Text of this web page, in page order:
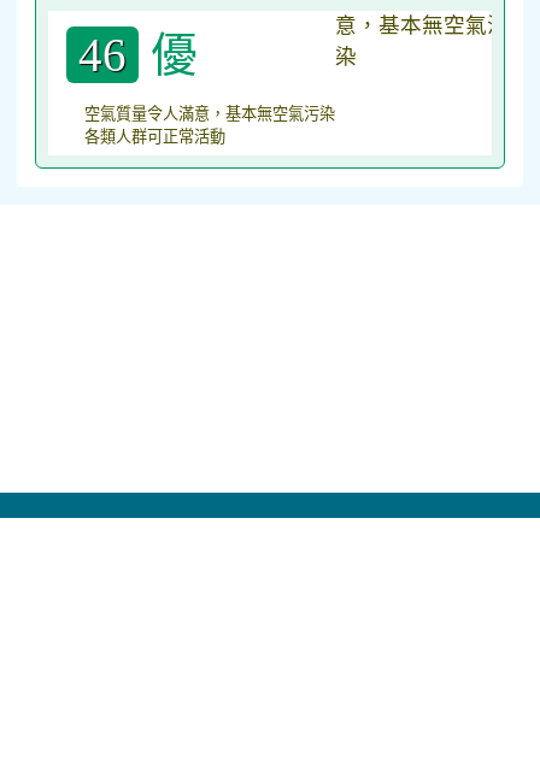
46 優
空氣質量令人滿意，基本無空氣污染
各類人群可正常活動